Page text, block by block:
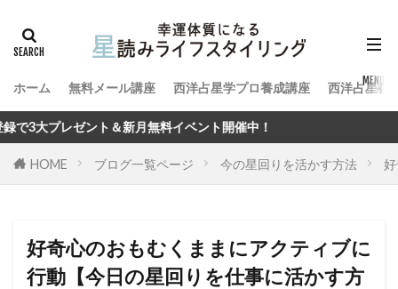
ホーム 無料メール講座 西洋占星学プロ養成講座 西洋占星術
無料イベント開催中！
HOME ブログ一覧ページ 今の星回りを活かす方法
好奇心のおもむくままにアクティブに
行動【今日の星回りを仕事に活かす方